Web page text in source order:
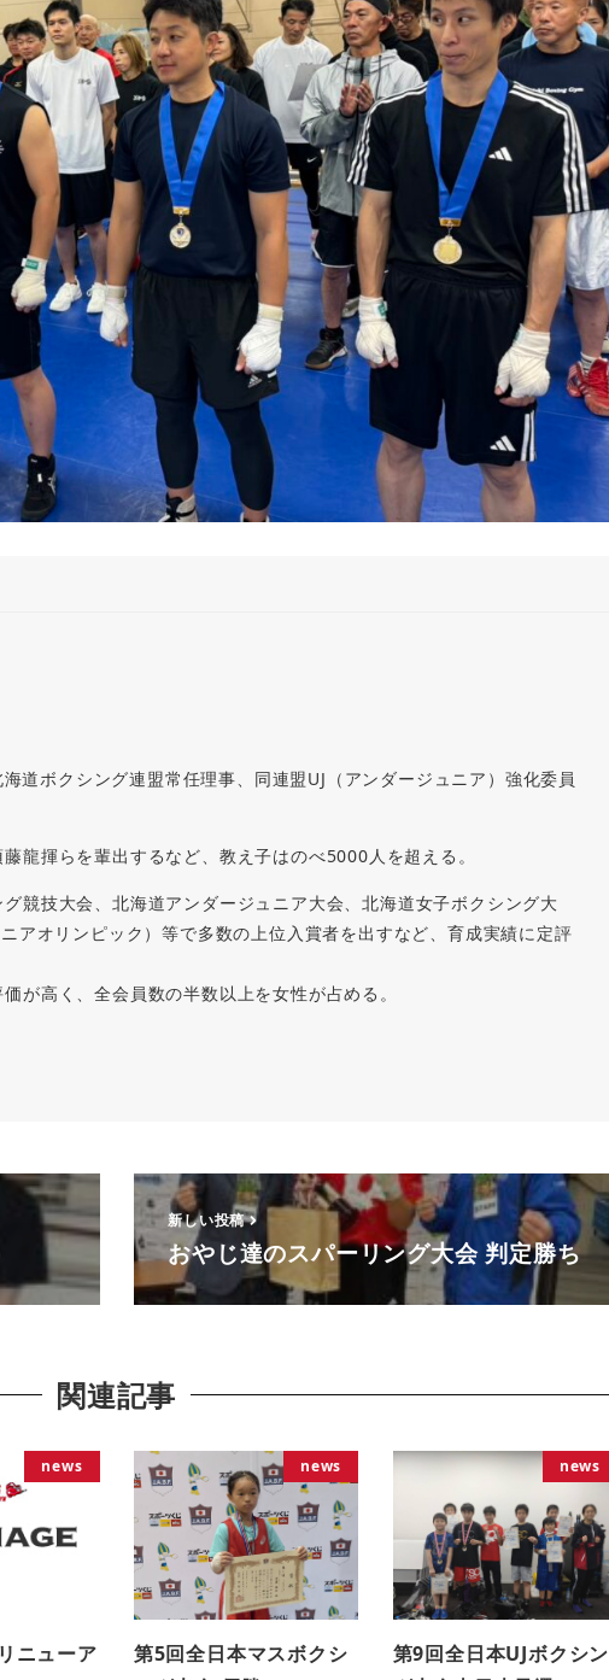
道ボクシング連盟常任理事、同連盟UJ（アンダージュニア）強化委員
龍揮らを輩出するなど、教え子はのべ5000人を超える。
競技大会、北海道アンダージュニア大会、北海道女子ボクシング大
アオリンピック）等で多数の上位入賞者を出すなど、育成実績に定評
が高く、全会員数の半数以上を女性が占める。
新しい投稿
おやじ達のスパーリング大会 判定勝ち
関連記事
news
ニューア
news
第5回全日本マスボクシ
news
第9回全日本UJボクシン